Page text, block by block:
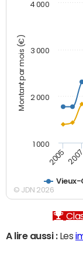
Montant par mois (€)
2005 2007
1 000
2 000
3 000
4 000
© JDN 2026
A lire aussi :Les